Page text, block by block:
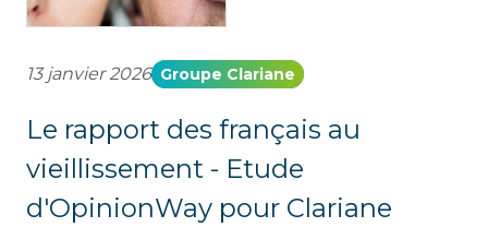
Le rapport des français au
vieillissement - Etude
d'OpinionWay pour Clariane
13 janvier 2026 Groupe Clariane